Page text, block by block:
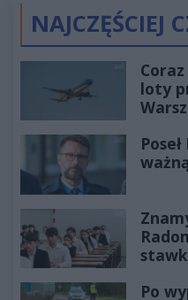
NAJCZĘŚCIEJ
loty
Po